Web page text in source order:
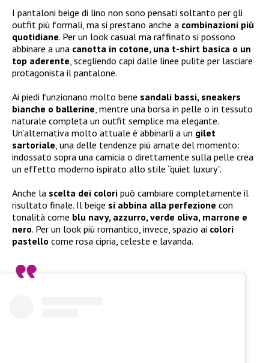
I pantaloni beige di lino non sono pensati soltanto per gli
outfit più formali, ma si prestano anche a combinazioni più
quotidiane. Per un look casual ma raffinato si possono
abbinare a una canotta in cotone, una t-shirt basica o un
top aderente, scegliendo capi dalle linee pulite per lasciare
protagonista il pantalone.
Ai piedi funzionano molto bene sandali bassi, sneakers
bianche o ballerine, mentre una borsa in pelle o in tessuto
naturale completa un outfit semplice ma elegante.
Un’alternativa molto attuale è abbinarli a un gilet
sartoriale, una delle tendenze più amate del momento:
indossato sopra una camicia o direttamente sulla pelle crea
un effetto moderno ispirato allo stile “quiet luxury”.
Anche la scelta dei colori può cambiare completamente il
risultato finale. Il beige si abbina alla perfezione con
tonalità come blu navy, azzurro, verde oliva, marrone e
nero. Per un look più romantico, invece, spazio ai colori
pastello come rosa cipria, celeste e lavanda.